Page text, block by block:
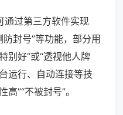
通过第三方软件实现
防封号”等功能，部分用
别好”或“透视他人牌
运行、自动连接等技
”“不被封号”。